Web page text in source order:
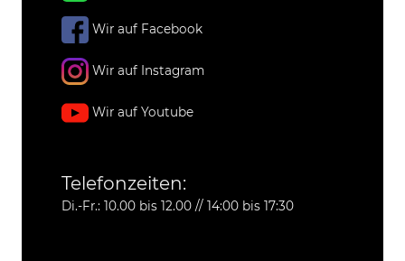
Wir auf Facebook
Wir auf Instagram
Wir auf Youtube
Telefonzeiten:
Di.-Fr.: 10.00 bis 12.00 // 14:00 bis 17:30